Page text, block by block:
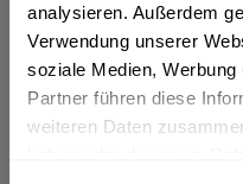
analysieren. Außerdem
Verwendung unserer
soziale Medien,
Partner führen diese
weiteren Daten
Zutaten und Allergene
Enthält SULFITE mehr
Lebensmittelunternehmer